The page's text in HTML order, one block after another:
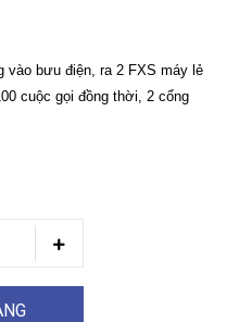
vào bưu điện, ra 2 FXS máy lẻ
cuộc gọi đồng thời, 2 cổng